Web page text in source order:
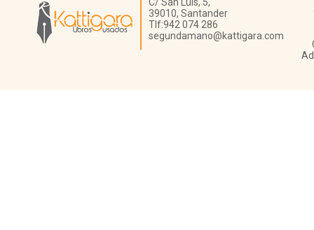
39010, Santander
Tlf:942 074 286
segundamano@kattigara.com